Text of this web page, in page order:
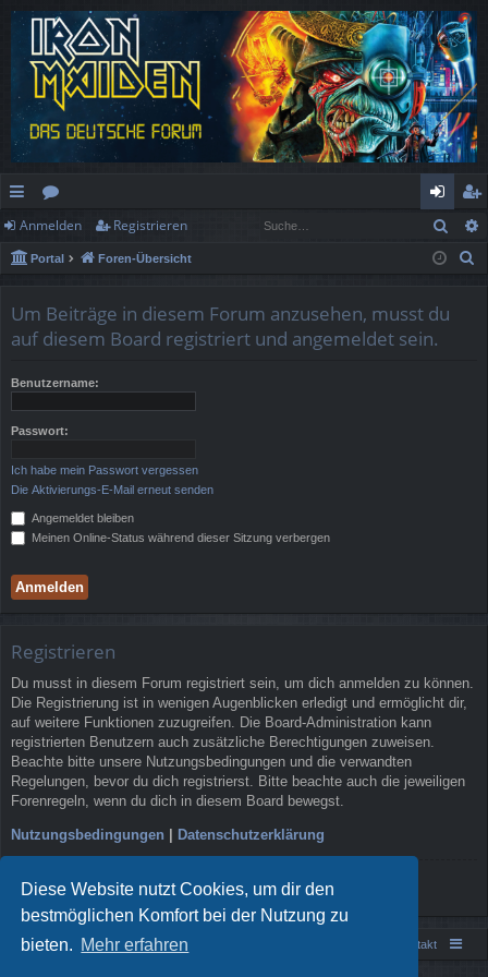
Diese Website nutzt Cookies, um dir den
bestmöglichen Komfort bei der Nutzung zu
bieten. Mehr erfahren
ch
ne
ug
f
or
en
n
m
de
eg
ist
Anmelden Registrieren
Portal Foren-Übersicht
Um Beiträge in diesem Forum anzusehen, musst du
auf diesem Board registriert und angemeldet sein.
Benutzername:
Passwort:
Ich habe mein Passwort vergessen
Die Aktivierungs-E-Mail erneut senden
Angemeldet bleiben
Meinen Online-Status während dieser Sitzung verbergen
Registrieren
Du musst in diesem Forum registriert sein, um dich anmelden zu können.
Die Registrierung ist in wenigen Augenblicken erledigt und ermöglicht dir,
auf weitere Funktionen zuzugreifen. Die Board-Administration kann
registrierten Benutzern auch zusätzliche Berechtigungen zuweisen.
Beachte bitte unsere Nutzungsbedingungen und die verwandten
Regelungen, bevor du dich registrierst. Bitte beachte auch die jeweiligen
Forenregeln, wenn du dich in diesem Board bewegst.
Nutzungsbedingungen | Datenschutzerklärung
Registrieren
Portal Foren-Übersicht Kontakt